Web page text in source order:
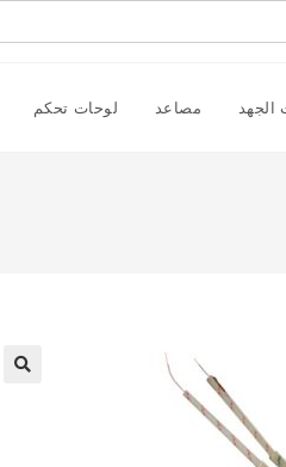
الجهد مصاعد لوحات تحكم